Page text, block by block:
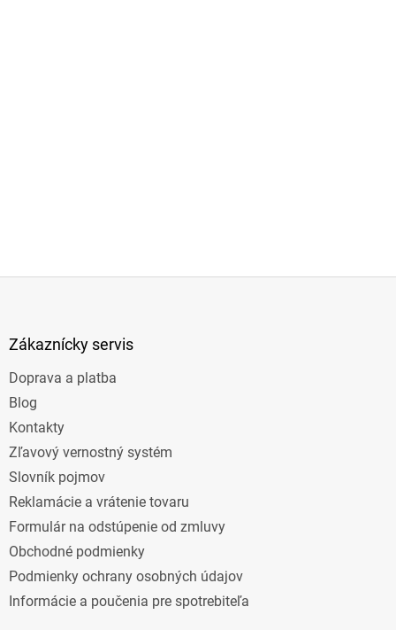
Zákaznícky servis
Doprava a platba
Blog
Kontakty
Zľavový vernostný systém
Slovník pojmov
Reklamácie a vrátenie tovaru
Formulár na odstúpenie od zmluvy
Obchodné podmienky
Podmienky ochrany osobných údajov
Informácie a poučenia pre spotrebiteľa